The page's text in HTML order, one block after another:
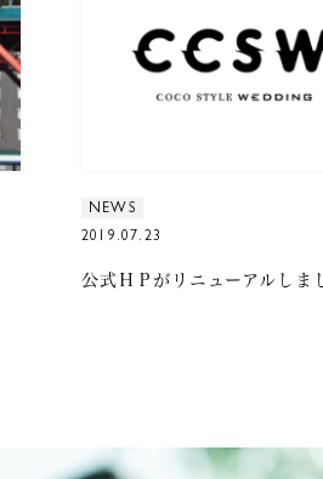
NEWS
2019.07.23
公式ＨＰがリニューアルしま